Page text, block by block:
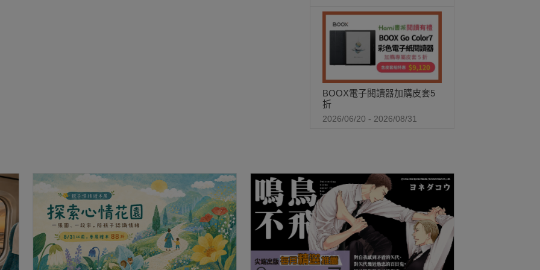
BOOX電子閱讀器加購皮套5
折
2026/06/20 - 2026/08/31